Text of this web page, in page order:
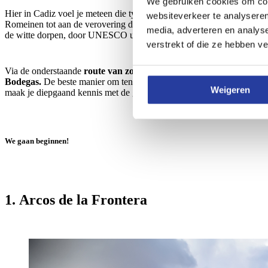
websiteverkeer te
media, adverteren en
verstrekt of die ze hebben
Weigeren
Hier in Cadiz voel je meteen die typischeAndalusísfeer, terwijl je er
Romeinen tot aan de verovering door de Franse troepen. Haar
de witte dorpen, door UNESCO uitgeroepen totReserva de la
Via de onderstaande route van zo‘n 145 kilometer,
Bodegas. De beste manier om ten volle van deze trip te genieten is
maak je diepgaand kennis met de geschiedenis en de geheimen
We gaan beginnen!
1. Arcos de la Frontera